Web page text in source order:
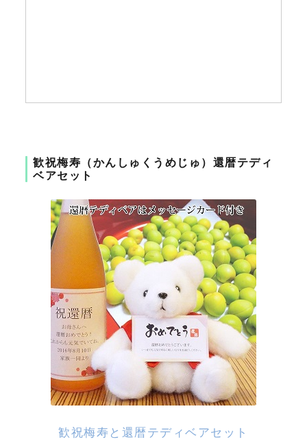
歓祝梅寿（かんしゅくうめじゅ）還暦テディ
ベアセット
歓祝梅寿と還暦テディベアセット